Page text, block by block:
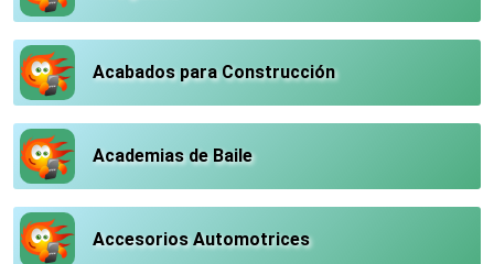
Acabados para Construcción
Academias de Baile
Accesorios Automotrices